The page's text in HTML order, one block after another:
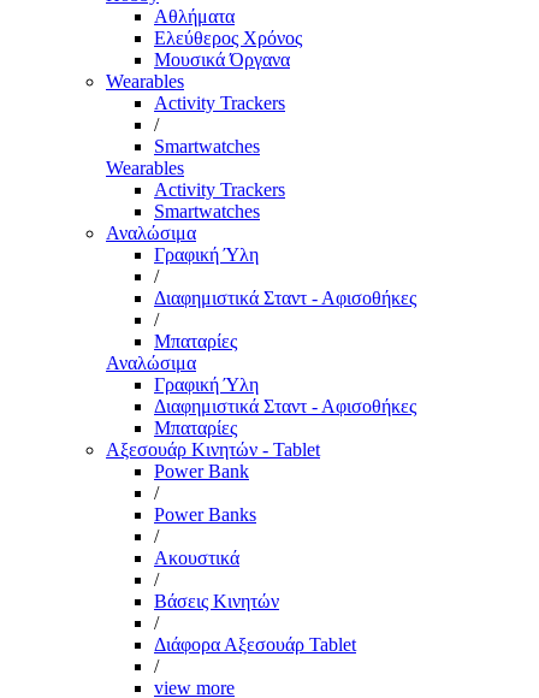
Αθλήματα
Ελεύθερος Χρόνος
Μουσικά Όργανα
Wearables
Activity Trackers
/
Smartwatches
Wearables
Activity Trackers
Smartwatches
Αναλώσιμα
Γραφική Ύλη
/
Διαφημιστικά Σταντ - Αφισοθήκες
/
Μπαταρίες
Αναλώσιμα
Γραφική Ύλη
Διαφημιστικά Σταντ - Αφισοθήκες
Μπαταρίες
Αξεσουάρ Κινητών - Tablet
Power Bank
/
Power Banks
/
Ακουστικά
/
Βάσεις Κινητών
/
Διάφορα Αξεσουάρ Tablet
/
view more